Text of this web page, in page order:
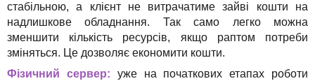
стабільною, а клієнт не витрачатиме зайві кошти на
надлишкове обладнання. Так само легко можна
зменшити кількість ресурсів, якщо раптом потреби
зміняться. Це дозволяє економити кошти.
Фізичний сервер: уже на початкових етапах роботи